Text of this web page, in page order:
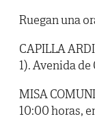
Ruegan una
CAPILLA
1). Avenida de
MISA
10:00 horas,